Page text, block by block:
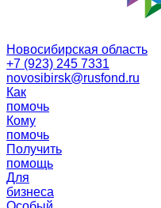
Новосибирская область
+7 (923) 245 7331
novosibirsk@rusfond.ru
Как
помочь
Кому
помочь
Получить
помощь
Для
бизнеса